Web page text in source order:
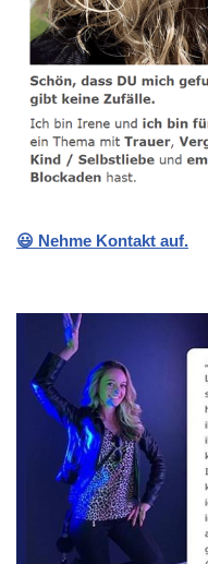
😃 Nehme Kontakt auf.